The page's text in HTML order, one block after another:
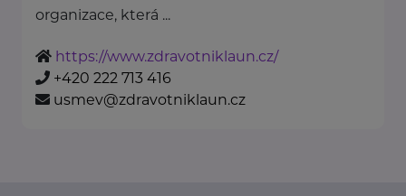
organizace, která ...
https://www.zdravotniklaun.cz/
+420 222 713 416
usmev@zdravotniklaun.cz